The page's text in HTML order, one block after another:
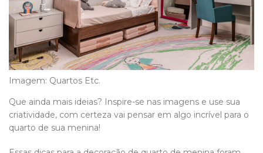
Imagem: Quartos Etc.
Que ainda mais ideias? Inspire-se nas imagens e use sua
criatividade, com certeza vai pensar em algo incrível para o
quarto de sua menina!